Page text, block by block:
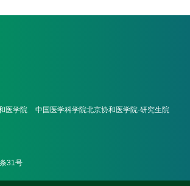
医学院 中国医学科学院北京协和医学院-研究生院
31号